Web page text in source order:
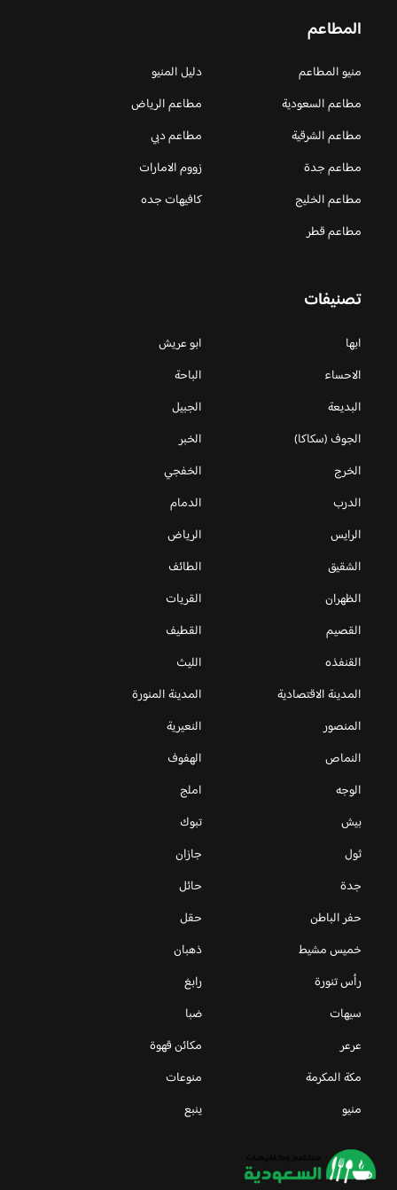
المطاعم
منيو المطاعم
دليل المنيو
مطاعم السعودية
مطاعم الرياض
مطاعم الشرقية
مطاعم دبي
مطاعم جدة
زووم الامارات
مطاعم الخليج
كافيهات جده
مطاعم قطر
تصنيفات
ابها
ابو عريش
الاحساء
الباحة
البديعة
الجبيل
الجوف (سكاكا)
الخبر
الخرج
الخفجي
الدرب
الدمام
الرايس
الرياض
الشقيق
الطائف
الظهران
القريات
القصيم
القطيف
القنفذه
الليث
المدينة الاقتصادية
المدينة المنورة
المنصور
النعيرية
النماص
الهفوف
الوجه
املج
بيش
تبوك
ثول
جازان
جدة
حائل
حفر الباطن
حقل
خميس مشيط
ذهبان
رأس تنورة
رابغ
سيهات
ضبا
عرعر
مكائن قهوة
مكة المكرمة
منوعات
منيو
ينبع